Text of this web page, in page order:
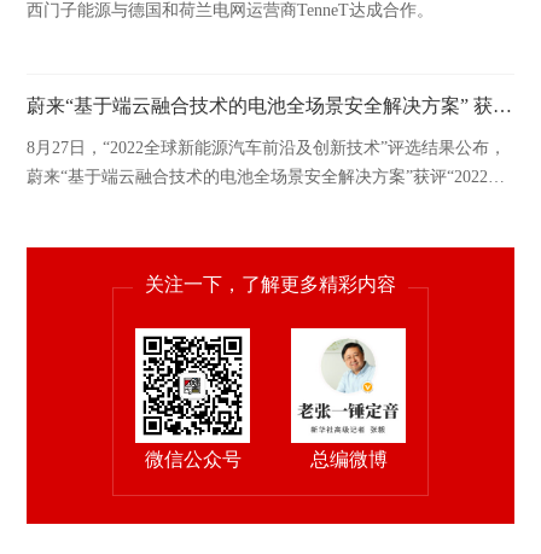
西门子能源与德国和荷兰电网运营商TenneT达成合作。
蔚来“基于端云融合技术的电池全场景安全解决方案” 获评“2022全球新能源汽车创新技术”
8月27日，“2022全球新能源汽车前沿及创新技术”评选结果公布，
蔚来“基于端云融合技术的电池全场景安全解决方案”获评“2022全
关注一下，了解更多精彩内容
微信公众号 总编微博